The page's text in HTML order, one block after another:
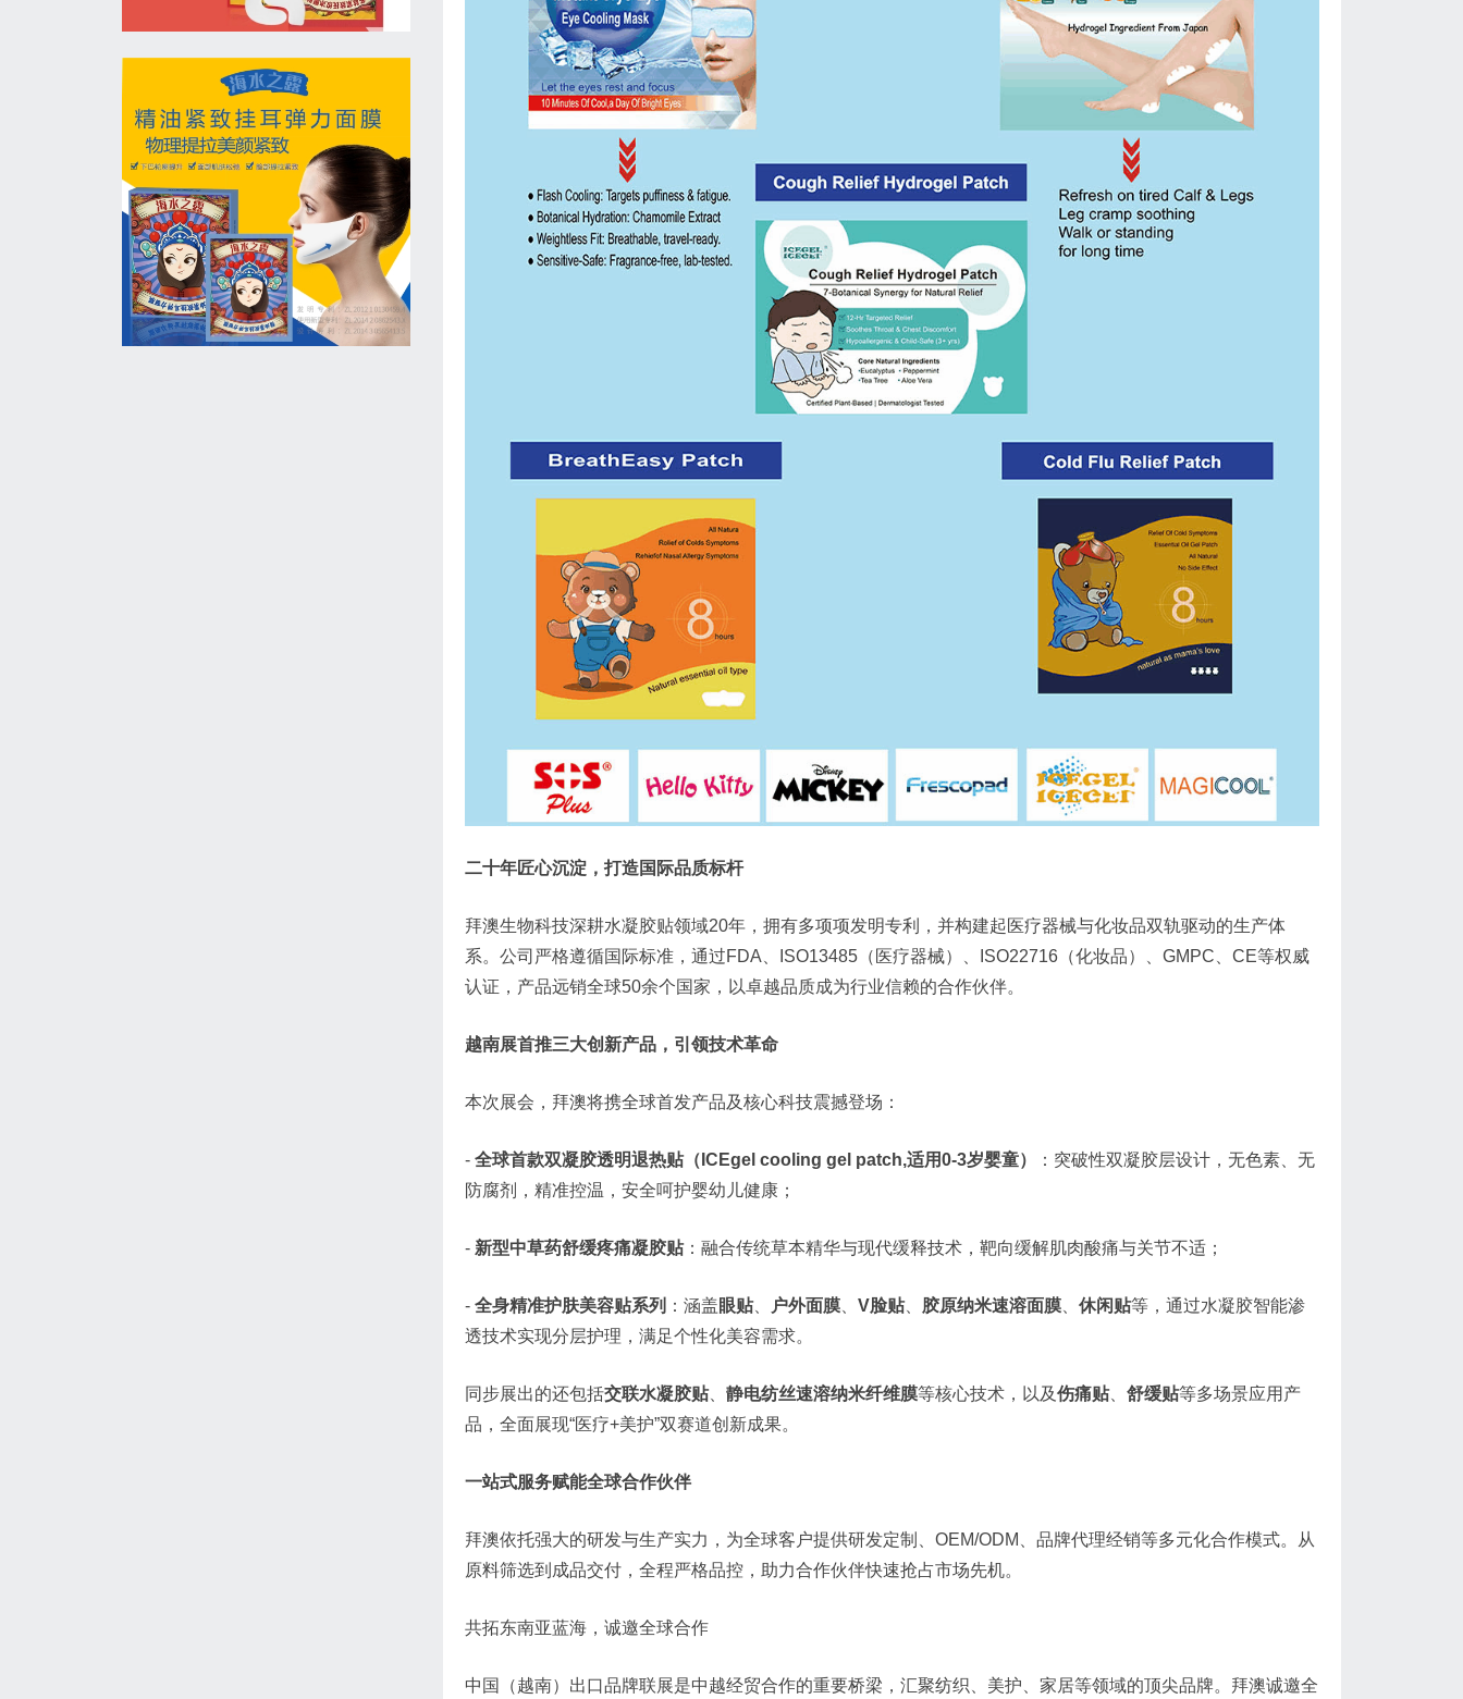
二十年匠心沉淀，打造国际品质标杆
拜澳生物科技深耕水凝胶贴领域20年，拥有多项项发明专利，并构建起医疗器械与化妆品双轨驱动的生产体
系。公司严格遵循国际标准，通过FDA、ISO13485（医疗器械）、ISO22716（化妆品）、GMPC、CE等权威
认证，产品远销全球50余个国家，以卓越品质成为行业信赖的合作伙伴。
越南展首推三大创新产品，引领技术革命
本次展会，拜澳将携全球首发产品及核心科技震撼登场：
- 全球首款双凝胶透明退热贴（ICEgel cooling gel patch,适用0-3岁婴童）
：突破性双凝胶层设计，无色素、无
防腐剂，精准控温，安全呵护婴幼儿健康；
- 新型中草药舒缓疼痛凝胶贴：融合传统草本精华与现代缓释技术，靶向缓解肌肉酸痛与关节不适；
- 全身精准护肤美容贴系列 ：涵盖眼贴、 户外面膜 V脸贴、 胶原纳米速溶面膜 休闲贴等，通过水凝胶智能渗
透技术实现分层护理，满足个性化美容需求。
同步展出的还包括交联水凝胶贴、 静电纺丝速溶纳米纤维膜等核心技术，以及伤痛贴、 舒缓贴等多场景应用产
品，全面展现“医疗+美护”双赛道创新成果。
一站式服务赋能全球合作伙伴
拜澳依托强大的研发与生产实力，为全球客户提供研发定制、OEM/ODM、品牌代理经销等多元化合作模式。从
原料筛选到成品交付，全程严格品控，助力合作伙伴快速抢占市场先机。
共拓东南亚蓝海，诚邀全球合作
中国（越南）出口品牌联展是中越经贸合作的重要桥梁，汇聚纺织、美护、家居等领域的顶尖品牌。拜澳诚邀全